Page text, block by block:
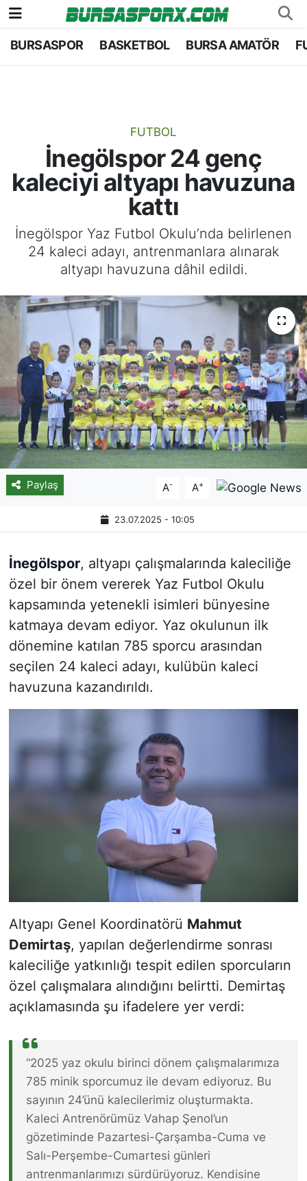
BURSASPOR BASKETBOL BURSA AMATÖR
FUTBOL
İnegölspor 24 genç
kaleciyi altyapı havuzuna
kattı
İnegölspor Yaz Futbol Okulu’nda belirlenen
24 kaleci adayı, antrenmanlara alınarak
altyapı havuzuna dâhil edildi.
Paylaş A- A+
23.07.2025 - 10:05
İnegölspor, altyapı çalışmalarında kaleciliğe
özel bir önem vererek Yaz Futbol Okulu
kapsamında yetenekli isimleri bünyesine
katmaya devam ediyor. Yaz okulunun ilk
dönemine katılan 785 sporcu arasından
seçilen 24 kaleci adayı, kulübün kaleci
havuzuna kazandırıldı.
Altyapı Genel Koordinatörü Mahmut
Demirtaş, yapılan değerlendirme sonrası
kaleciliğe yatkınlığı tespit edilen sporcuların
özel çalışmalara alındığını belirtti. Demirtaş
açıklamasında şu ifadelere yer verdi:
“2025 yaz okulu birinci dönem çalışmalarımıza
785 minik sporcumuz ile devam ediyoruz. Bu
sayının 24’ünü kalecilerimiz oluşturmakta.
Kaleci Antrenörümüz Vahap Şenol’un
gözetiminde Pazartesi-Çarşamba-Cuma ve
Salı-Perşembe-Cumartesi günleri
antrenmanlarımızı sürdürüyoruz. Kendisine
Bursaspor
Bursa Amatör
Hentbol
Voleybol
Genel
Bursa Nöbetçi Eczaneler
Bursa Trafik Yoğunluk Haritası
TFF 1.Lig Puan Durumu ve Fikstür
Tüm Manşetler
Son Dakika Haberleri
Haber Arşivi